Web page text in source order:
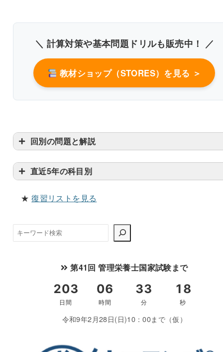
＼ 計算対策や基本問題ドリルも販売中！ ／
教材ショップ（STORES）を見る ＞
回別の問題と解説
直近5年の科目別
★復習リストを見る
検
索
第41回 管理栄養士国家試験まで
令和9年2月28日(日)10：00まで（仮）